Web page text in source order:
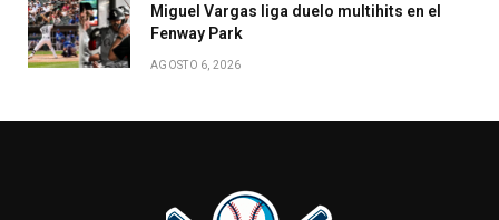
Miguel Vargas liga duelo multihits en el
Fenway Park
AGOSTO 6, 2026